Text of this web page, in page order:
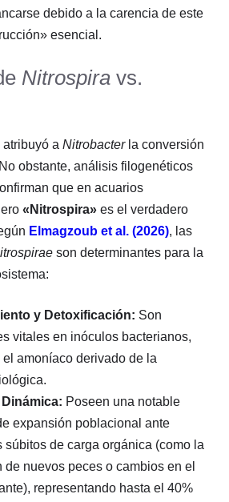
debido a la carencia de este
esencial.
Nitrospira vs.
atribuyó a Nitrobacterla conversión
obstante, análisis filogenéticos
que en acuarios
«Nitrospira» es el verdadero
Elmagzoub et al. (2026), las
son determinantes para la
y Detoxificación: Son
vitales en inóculos bacterianos,
el amoníaco derivado de la
Poseen una notable
expansión poblacional ante
súbitos de carga orgánica (como la
de nuevos peces o cambios en el
representando hasta el 40%